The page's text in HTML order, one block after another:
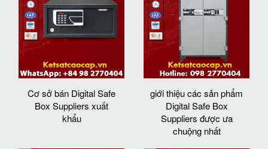
Cơ sở bán Digital Safe
Box Suppliers xuất
khẩu
giới thiệu các sản phẩm
Digital Safe Box
Suppliers được ưa
chuộng nhất